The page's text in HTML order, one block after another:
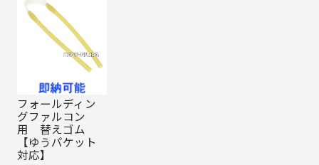
フォールディン
グファルコン
用 替えゴム
【ゆうパケット
対応】